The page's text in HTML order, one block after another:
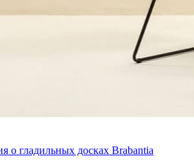
о гладильных досках Brabantia